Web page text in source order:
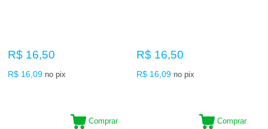
R$ 16,50
R$ 16,09 no pix
Comprar
R$ 16,50
R$ 16,09 no pix
Comprar